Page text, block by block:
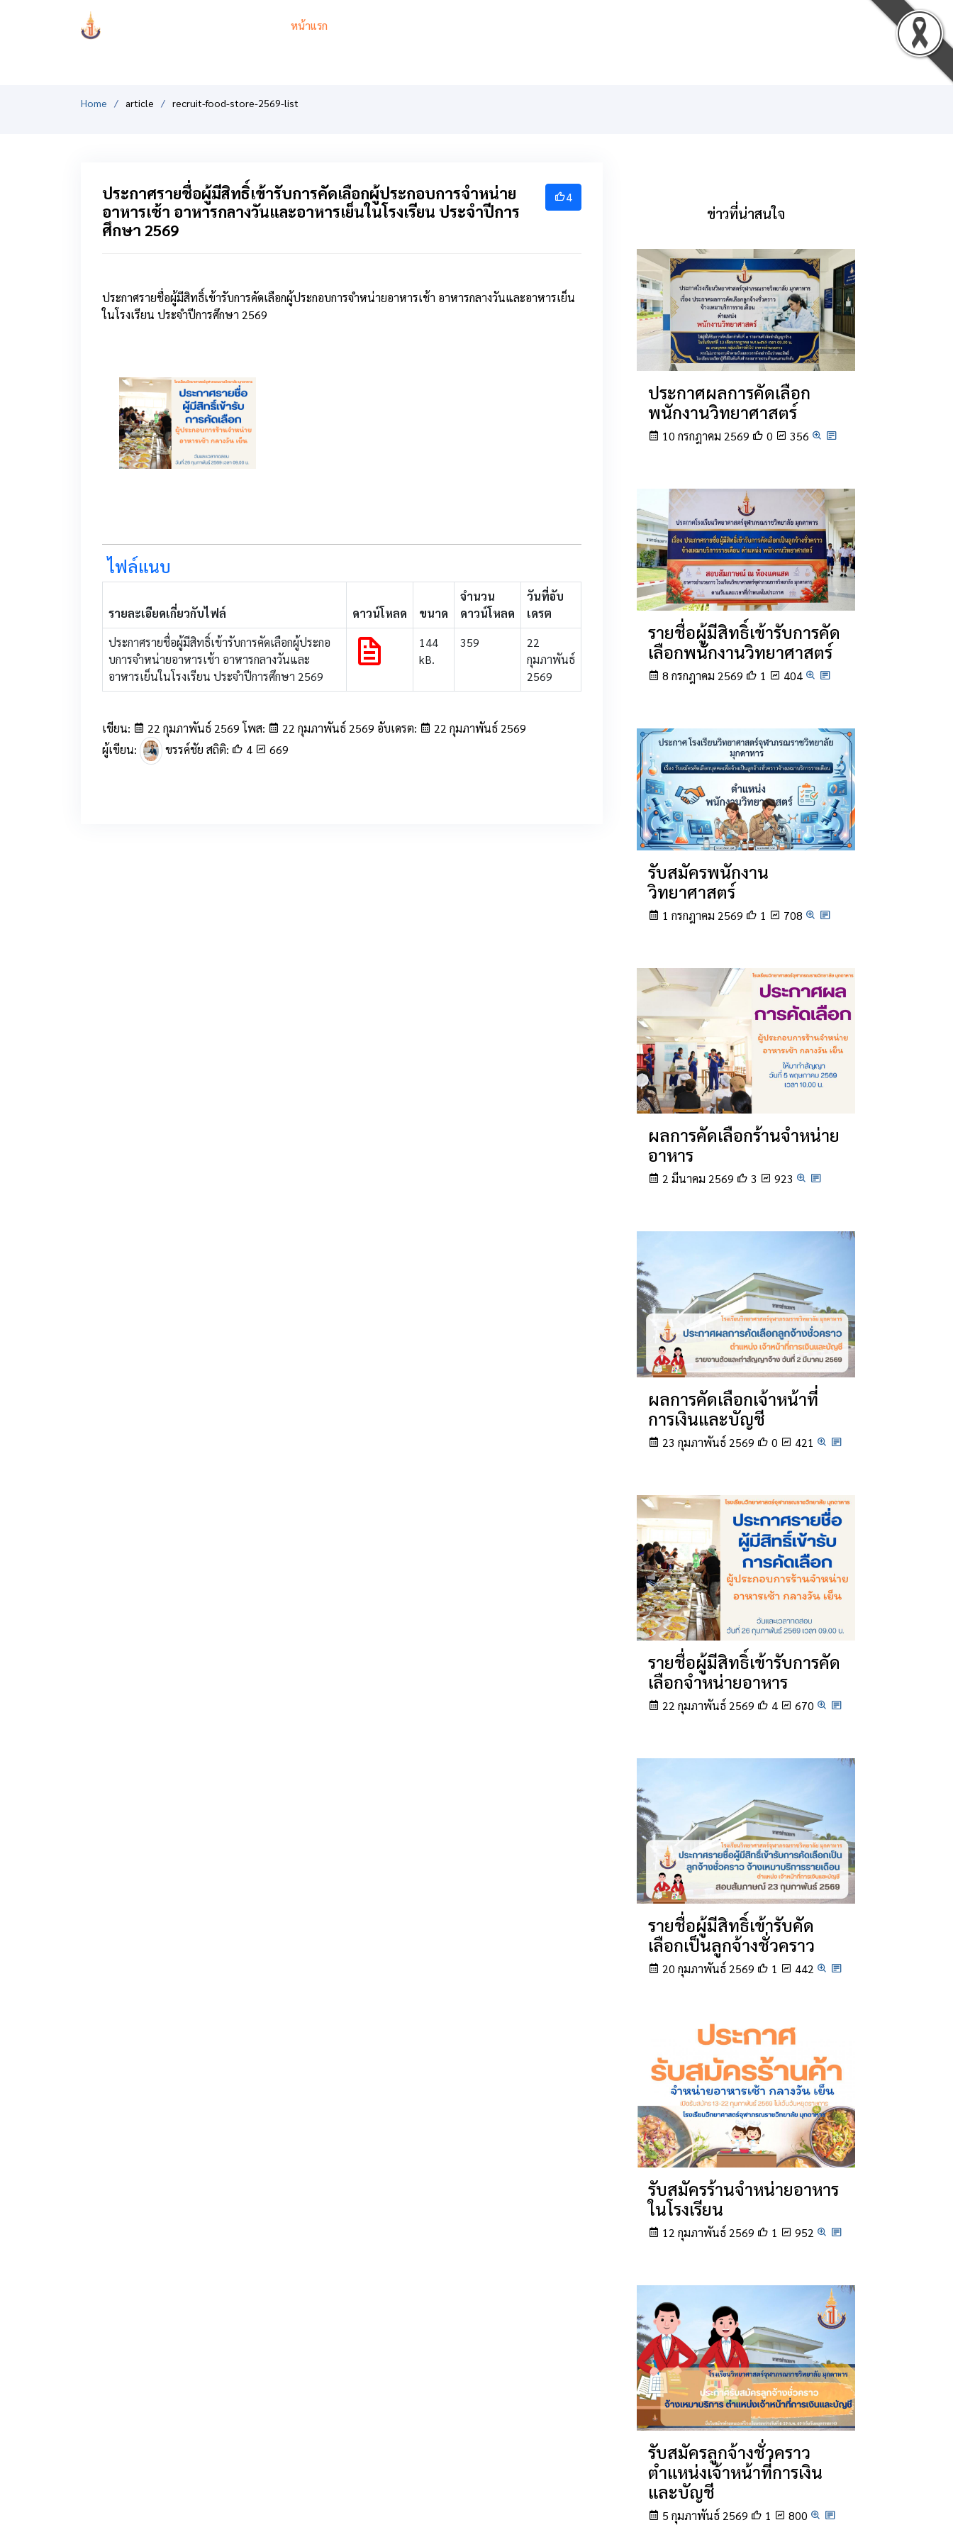
หน้าแรก
Home article recruit-food-store-2569-list
4
ประกาศรายชื่อผู้มีสิทธิ์เข้ารับการคัดเลือกผู้ประกอบการจําหน่าย
อาหารเช้า อาหารกลางวันและอาหารเย็นในโรงเรียน ประจําปีการ
ศึกษา 2569
ประกาศรายชื่อผู้มีสิทธิ์เข้ารับการคัดเลือกผู้ประกอบการจําหน่ายอาหารเช้า อาหารกลางวันและอาหารเย็น
ในโรงเรียน ประจําปีการศึกษา 2569
1
ไฟล์แนบ
รายละเอียดเกี่ยวกับไฟล์ ดาวน์โหลด ขนาด
จำนวน
ดาวน์โหลด
วันที่อับ
เดรต
ประกาศรายชื่อผู้มีสิทธิ์เข้ารับการคัดเลือกผู้ประกอ
บการจําหน่ายอาหารเช้า อาหารกลางวันและ
อาหารเย็นในโรงเรียน ประจําปีการศึกษา 2569
144
kB.
359
22
กุมภาพันธ์
2569
เขียน: 22 กุมภาพันธ์ 2569 โพส: 22 กุมภาพันธ์ 2569 อับเดรต:
22 กุมภาพันธ์ 2569
ผู้เขียน:
ขรรค์ชัย สถิติ: 4 669
ข่าวที่น่าสนใจ
ประกาศผลการคัดเลือก
พนักงานวิทยาศาสตร์
10 กรกฎาคม 2569 0 356
รายชื่อผู้มีสิทธิ์เข้ารับการคัด
เลือกพนักงานวิทยาศาสตร์
8 กรกฎาคม 2569 1 404
รับสมัครพนักงาน
วิทยาศาสตร์
1 กรกฎาคม 2569 1 708
ผลการคัดเลือกร้านจำหน่าย
อาหาร
2 มีนาคม 2569 3 923
ผลการคัดเลือกเจ้าหน้าที่
การเงินและบัญชี
23 กุมภาพันธ์ 2569 0 421
รายชื่อผู้มีสิทธิ์เข้ารับการคัด
เลือกจําหน่ายอาหาร
22 กุมภาพันธ์ 2569 4 670
รายชื่อผู้มีสิทธิ์เข้ารับคัด
เลือกเป็นลูกจ้างชั่วคราว
20 กุมภาพันธ์ 2569 1 442
รับสมัครร้านจำหน่ายอาหาร
ในโรงเรียน
12 กุมภาพันธ์ 2569 1 952
รับสมัครลูกจ้างชั่วคราว
ตำแหน่งเจ้าหน้าที่การเงิน
และบัญชี
5 กุมภาพันธ์ 2569 1 800